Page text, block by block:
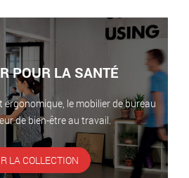
POUR LA SANTÉ
ergonomique, le mobilier de bureau
de bien-être au travail.
LA COLLECTION